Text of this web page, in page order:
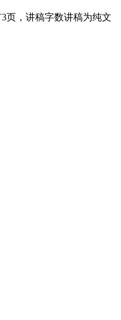
页，讲稿字数讲稿为纯文